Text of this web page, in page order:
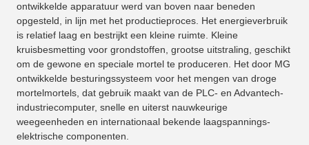
ontwikkelde apparatuur werd van boven naar beneden
opgesteld, in lijn met het productieproces. Het energieverbruik
is relatief laag en bestrijkt een kleine ruimte. Kleine
kruisbesmetting voor grondstoffen, grootse uitstraling, geschikt
om de gewone en speciale mortel te produceren. Het door MG
ontwikkelde besturingssysteem voor het mengen van droge
mortelmortels, dat gebruik maakt van de PLC- en Advantech-
industriecomputer, snelle en uiterst nauwkeurige
weegeenheden en internationaal bekende laagspannings-
elektrische componenten.